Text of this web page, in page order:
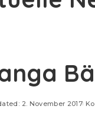
2. November 2017